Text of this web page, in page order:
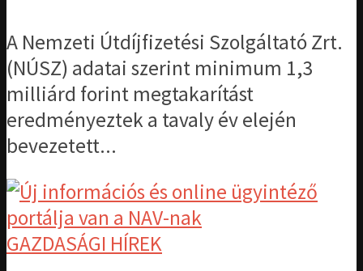
A Nemzeti Útdíjfizetési Szolgáltató Zrt.
(NÚSZ) adatai szerint minimum 1,3
milliárd forint megtakarítást
eredményeztek a tavaly év elején
bevezetett...
GAZDASÁGI HÍREK